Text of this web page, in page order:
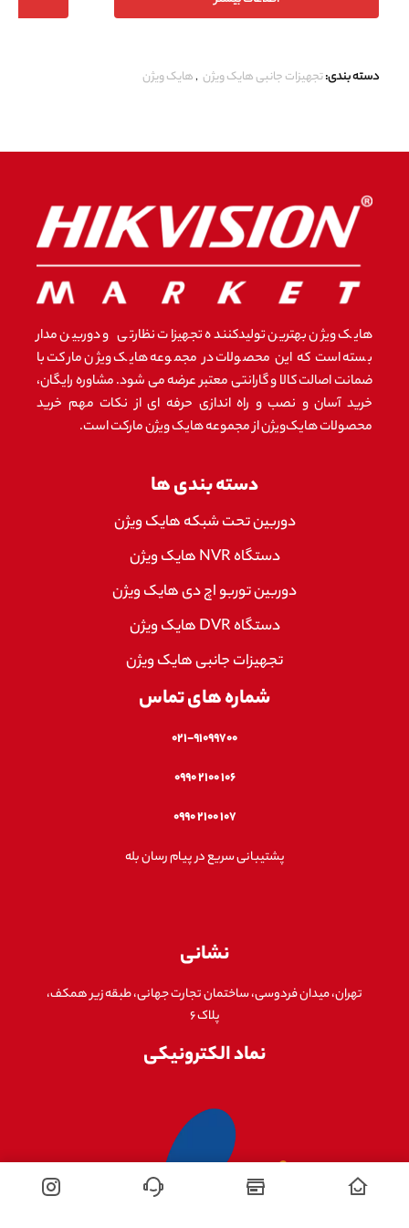
دسته بندی:تجهیزات جانبی هایک ویژن ,هایک ویژن
هایک ویژن بهترین تولیدکننده تجهیزات نظارتی و دوربین مدار
بسته است که این محصولات در مجموعه هایک ویژن مارکت با
ضمانت اصالت کالا و گارانتی معتبر عرضه می شود. مشاوره رایگان،
خرید آسان و نصب و راه اندازی حرفه ای از نکات مهم خرید
محصولات هایک‌ویژن از مجموعه هایک ویژن مارکت است.
دسته بندی ها
دوربین تحت شبکه هایک ویژن
دستگاه NVR هایک ویژن
دوربین توربو اچ دی هایک ویژن
دستگاه DVR هایک ویژن
تجهیزات جانبی هایک ویژن
شماره های تماس
۰۲۱-۹۱۰۹۹۷۰۰
۱۰۶ ۲۱۰۰ ۰۹۹۰
۱۰۷ ۲۱۰۰ ۰۹۹۰
پشتیبانی سریع در پیام رسان بله
نشانی
تهران، میدان فردوسی، ساختمان تجارت جهانی، طبقه زیر همکف،
پلاک ۶
نماد الکترونیکی